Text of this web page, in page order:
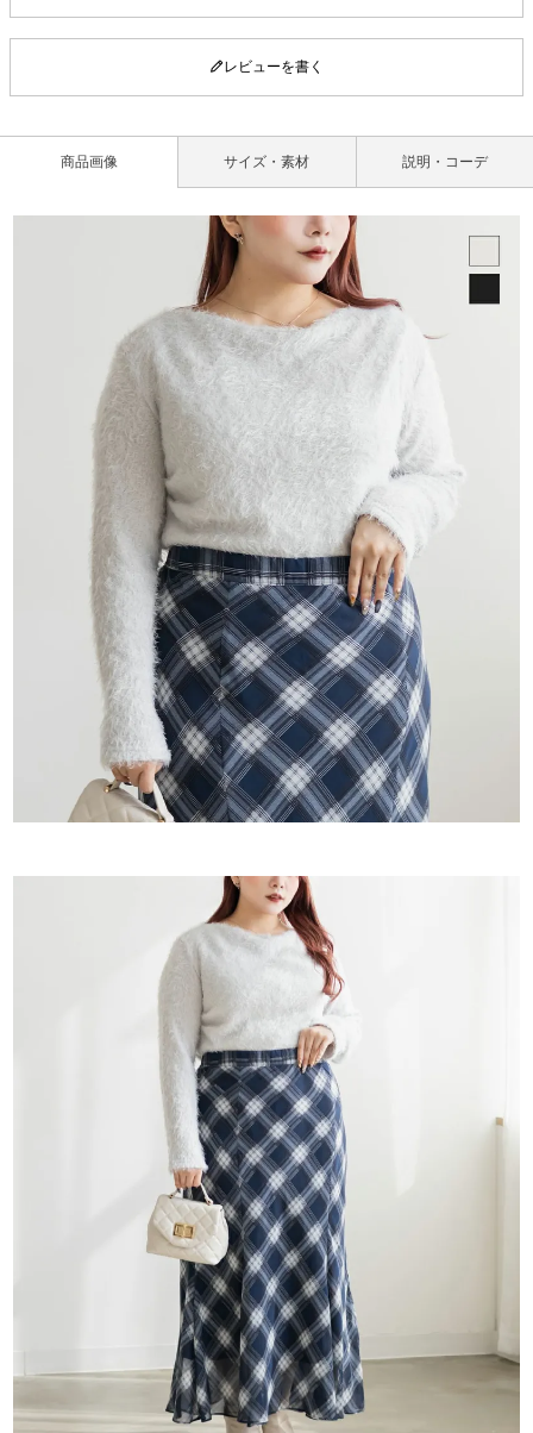
レビューを書く
商品画像 サイズ・素材 説明・コーデ